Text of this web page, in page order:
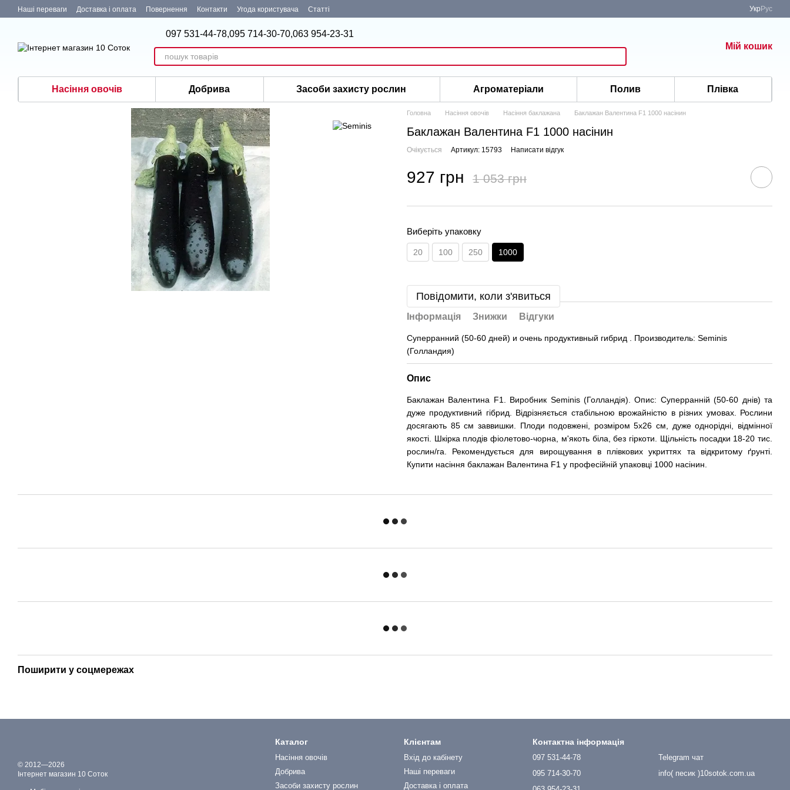
Перейти до основного контенту
Наші переваги Доставка і оплата Повернення Контакти Угода користувача Статті Укр Рус
097 531-44-78,095 714-30-70,063 954-23-31
Мій кошик
Насіння овочів Добрива Засоби захисту рослин Агроматеріали Полив Плівка
Головна Насіння овочів Насіння баклажана Баклажан Валентина F1 1000 насінин
Баклажан Валентина F1 1000 насінин
Очікується Артикул: 15793 Написати відгук
927 грн 1 053 грн
Виберіть упаковку
20 100 250 1000
Повідомити, коли з'явиться
Інформація Знижки Відгуки
Суперранний (50-60 дней) и очень продуктивный гибрид . Производитель: Seminis
(Голландия)
Опис
Баклажан Валентина F1. Виробник Seminis (Голландія). Опис: Суперранній (50-60 днів) та
дуже продуктивний гібрид. Відрізняється стабільною врожайністю в різних умовах. Рослини
досягають 85 см заввишки. Плоди подовжені, розміром 5х26 см, дуже однорідні, відмінної
якості. Шкірка плодів фіолетово-чорна, м'якоть біла, без гіркоти. Щільність посадки 18-20 тис.
рослин/га. Рекомендується для вирощування в плівкових укриттях та відкритому ґрунті.
Купити насіння баклажан Валентина F1 у професійній упаковці 1000 насінин.
Поширити у соцмережах
© 2012—2026
Інтернет магазин 10 Соток
Каталог
Насіння овочів
Добрива
Засоби захисту рослин
Клієнтам
Вхід до кабінету
Наші переваги
Доставка і оплата
Контактна інформація
097 531-44-78
095 714-30-70
Telegram чат
info( песик )10sotok.com.ua